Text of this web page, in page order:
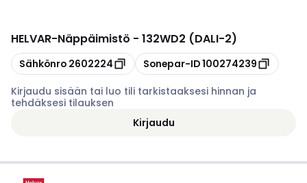
HELVAR-Näppäimistö - 132WD2 (DALI-2)
Kopioi
Sähkönro 2602224 Kopioi
Sonepar-ID100274239
Kirjaudu sisään tai luo tili tarkistaaksesi hinnan ja
tehdäksesi tilauksen
Kirjaudu